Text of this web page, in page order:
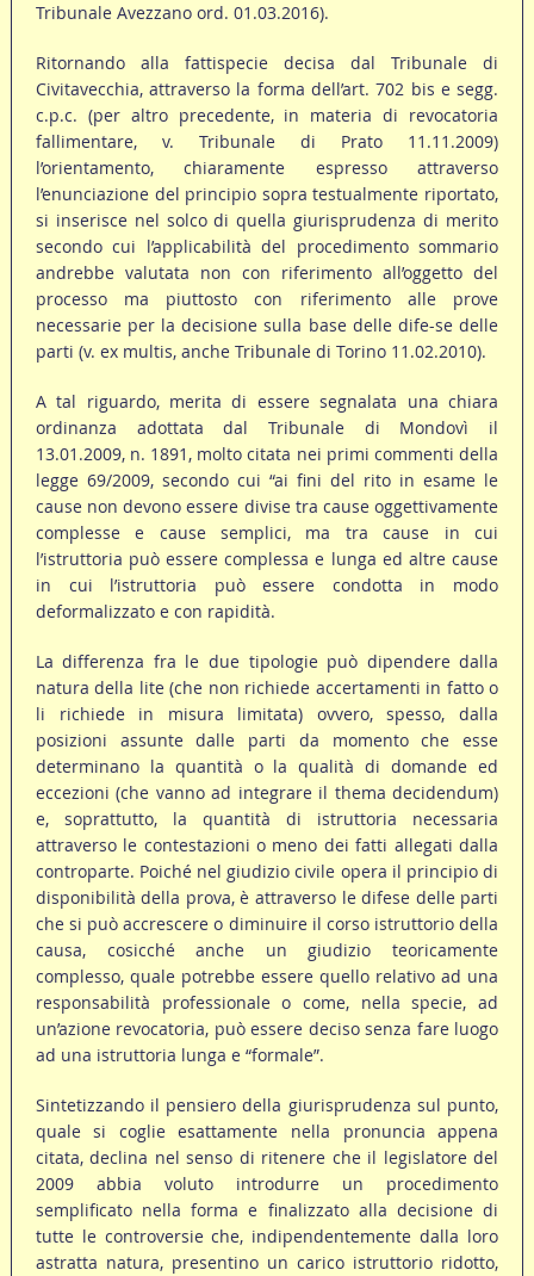
Tribunale Avezzano ord. 01.03.2016).
Ritornando alla fattispecie decisa dal Tribunale di
Civitavecchia, attraverso la forma dell’art. 702 bis e segg.
c.p.c. (per altro precedente, in materia di revocatoria
fallimentare, v. Tribunale di Prato 11.11.2009)
l’orientamento, chiaramente espresso attraverso
l’enunciazione del principio sopra testualmente riportato,
si inserisce nel solco di quella giurisprudenza di merito
secondo cui l’applicabilità del procedimento sommario
andrebbe valutata non con riferimento all’oggetto del
processo ma piuttosto con riferimento alle prove
necessarie per la decisione sulla base delle dife-se delle
parti (v. ex multis, anche Tribunale di Torino 11.02.2010).
A tal riguardo, merita di essere segnalata una chiara
ordinanza adottata dal Tribunale di Mondovì il
13.01.2009, n. 1891, molto citata nei primi commenti della
legge 69/2009, secondo cui “ai fini del rito in esame le
cause non devono essere divise tra cause oggettivamente
complesse e cause semplici, ma tra cause in cui
l’istruttoria può essere complessa e lunga ed altre cause
in cui l’istruttoria può essere condotta in modo
deformalizzato e con rapidità.
La differenza fra le due tipologie può dipendere dalla
natura della lite (che non richiede accertamenti in fatto o
li richiede in misura limitata) ovvero, spesso, dalla
posizioni assunte dalle parti da momento che esse
determinano la quantità o la qualità di domande ed
eccezioni (che vanno ad integrare il thema decidendum)
e, soprattutto, la quantità di istruttoria necessaria
attraverso le contestazioni o meno dei fatti allegati dalla
controparte. Poiché nel giudizio civile opera il principio di
disponibilità della prova, è attraverso le difese delle parti
che si può accrescere o diminuire il corso istruttorio della
causa, cosicché anche un giudizio teoricamente
complesso, quale potrebbe essere quello relativo ad una
responsabilità professionale o come, nella specie, ad
un’azione revocatoria, può essere deciso senza fare luogo
ad una istruttoria lunga e “formale”.
Sintetizzando il pensiero della giurisprudenza sul punto,
quale si coglie esattamente nella pronuncia appena
citata, declina nel senso di ritenere che il legislatore del
2009 abbia voluto introdurre un procedimento
semplificato nella forma e finalizzato alla decisione di
tutte le controversie che, indipendentemente dalla loro
astratta natura, presentino un carico istruttorio ridotto,